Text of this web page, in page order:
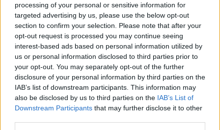
processing of your personal or sensitive information for
targeted advertising by us, please use the below opt-out
section to confirm your selection. Please note that after your
opt-out request is processed you may continue seeing
interest-based ads based on personal information utilized by
us or personal information disclosed to third parties prior to
your opt-out. You may separately opt-out of the further
disclosure of your personal information by third parties on the
IAB’s list of downstream participants. This information may
also be disclosed by us to third parties on the IAB’s List of
Downstream Participants that may further disclose it to other
είπε: «Σε ποια υπερβολή αναφέρεστε
ακριβώς; Εμείς είπαμε ότι πρόκειται
για μια στυγερή δολοφονία που έχει
συγκλονίσει ολόκληρη την ελληνική
κοινωνία και την ΛΟΑΤΚΙ κοινότητα».
«Καταλάβατε πώς το είπα; Με πήρατε